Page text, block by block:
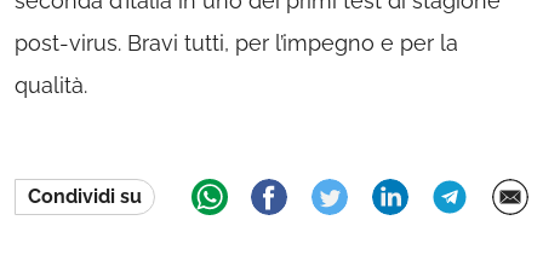
post-virus. Bravi tutti, per l’impegno e per la
qualità.
Condividi su